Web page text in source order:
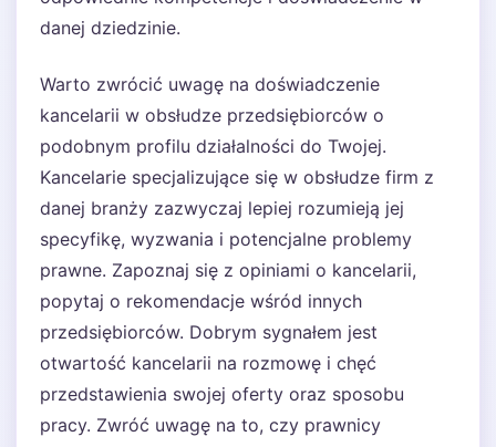
danej dziedzinie.
Warto zwrócić uwagę na doświadczenie
kancelarii w obsłudze przedsiębiorców o
podobnym profilu działalności do Twojej.
Kancelarie specjalizujące się w obsłudze firm z
danej branży zazwyczaj lepiej rozumieją jej
specyfikę, wyzwania i potencjalne problemy
prawne. Zapoznaj się z opiniami o kancelarii,
popytaj o rekomendacje wśród innych
przedsiębiorców. Dobrym sygnałem jest
otwartość kancelarii na rozmowę i chęć
przedstawienia swojej oferty oraz sposobu
pracy. Zwróć uwagę na to, czy prawnicy